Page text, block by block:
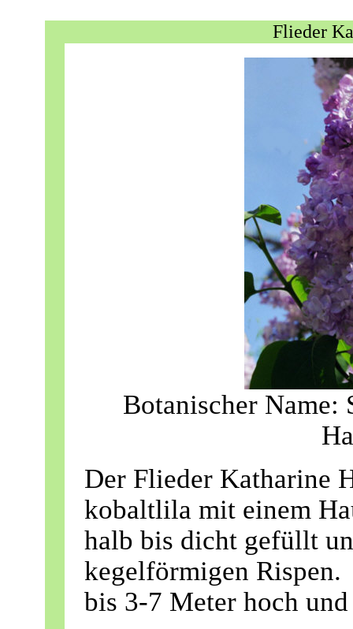
Flieder
Botanischer
Der Flieder Katharine
kobaltlila mit einem
halb bis dicht gefüllt
kegelförmigen
bis 3-7 Meter hoch